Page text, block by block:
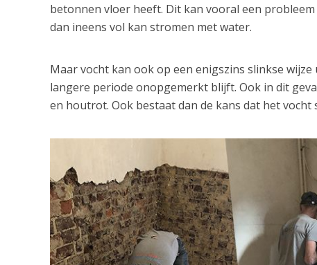
betonnen vloer heeft. Dit kan vooral een
dan ineens vol kan stromen met water.
Maar vocht kan ook op een enigszins slinkse
langere periode onopgemerkt blijft. Ook in dit
en houtrot. Ook bestaat dan de kans dat het